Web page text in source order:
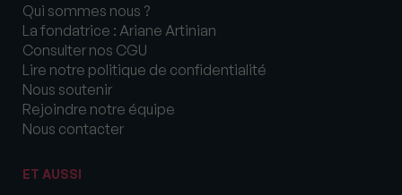
Qui sommes nous ?
La fondatrice : Ariane Artinian
Consulter nos CGU
Lire notre politique de confidentialité
Nous soutenir
Rejoindre notre équipe
Nous contacter
ET AUSSI